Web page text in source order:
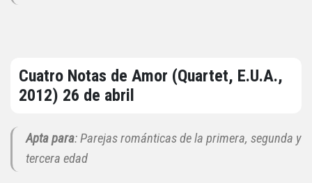
Cuatro Notas de Amor (Quartet, E.U.A.,
2012) 26 de abril
Apta para: Parejas románticas de la primera, segunda y
tercera edad